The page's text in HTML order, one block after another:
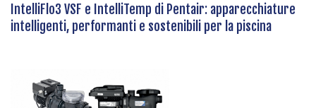
IntelliFlo3 VSF e IntelliTemp di Pentair: apparecchiature
intelligenti, performanti e sostenibili per la piscina